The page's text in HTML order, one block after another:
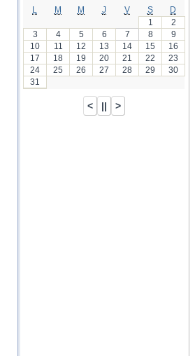
M M J V S
D
1
2
3
4 5 6 7 8
9
10
11 12 13 14 15
16
17
18 19 20 21 22
23
24
25 26 27 28 29
30
31